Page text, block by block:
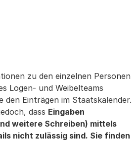
zu den einzelnen Personen
Logen- und Weibelteams
den Einträgen im Staatskalender.
dass Eingaben
weitere Schreiben) mittels
nicht zulässig sind. Sie finden